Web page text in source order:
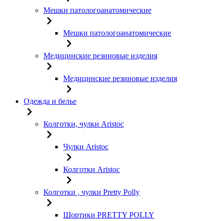
Мешки патологоанатомические
Мешки патологоанатомические
Медицинские резиновые изделия
Медицинские резиновые изделия
Одежда и белье
Колготки, чулки Aristoc
Чулки Aristoc
Колготки Aristoc
Колготки , чулки Pretty Polly
Шортики PRETTY POLLY